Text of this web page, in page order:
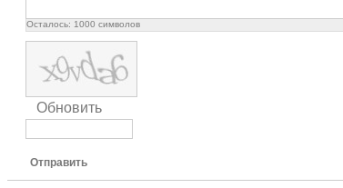
Осталось: 1000 символов
Обновить
Отправить